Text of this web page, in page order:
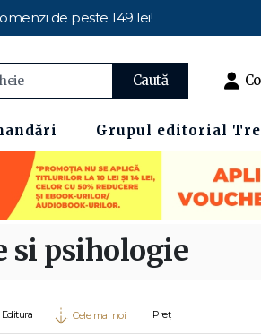
de peste 149 lei!
Caută
Grupul editorial
si psihologie
Editura Cele mai noi Preț